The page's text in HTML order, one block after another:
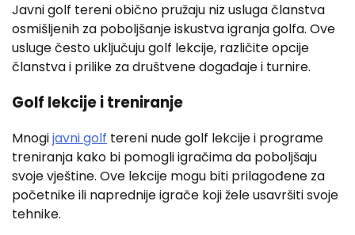
Javni golf tereni obično pružaju niz usluga članstva
osmišljenih za poboljšanje iskustva igranja golfa. Ove
usluge često uključuju golf lekcije, različite opcije
članstva i prilike za društvene događaje i turnire.
Golf lekcije i treniranje
Mnogijavni golf tereni nude golf lekcije i programe
treniranja kako bi pomogli igračima da poboljšaju
svoje vještine. Ove lekcije mogu biti prilagođene za
početnike ili naprednije igrače koji žele usavršiti svoje
tehnike.